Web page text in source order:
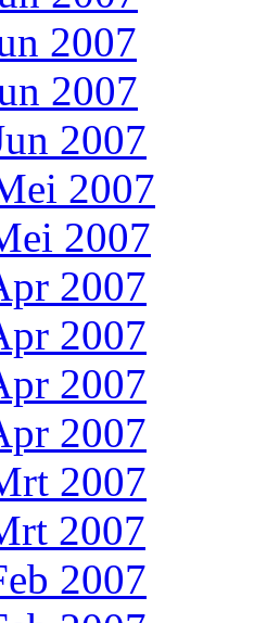
2007
2007
2007
2007
2007
2007
2007
2007
2007
2007
2007
2007